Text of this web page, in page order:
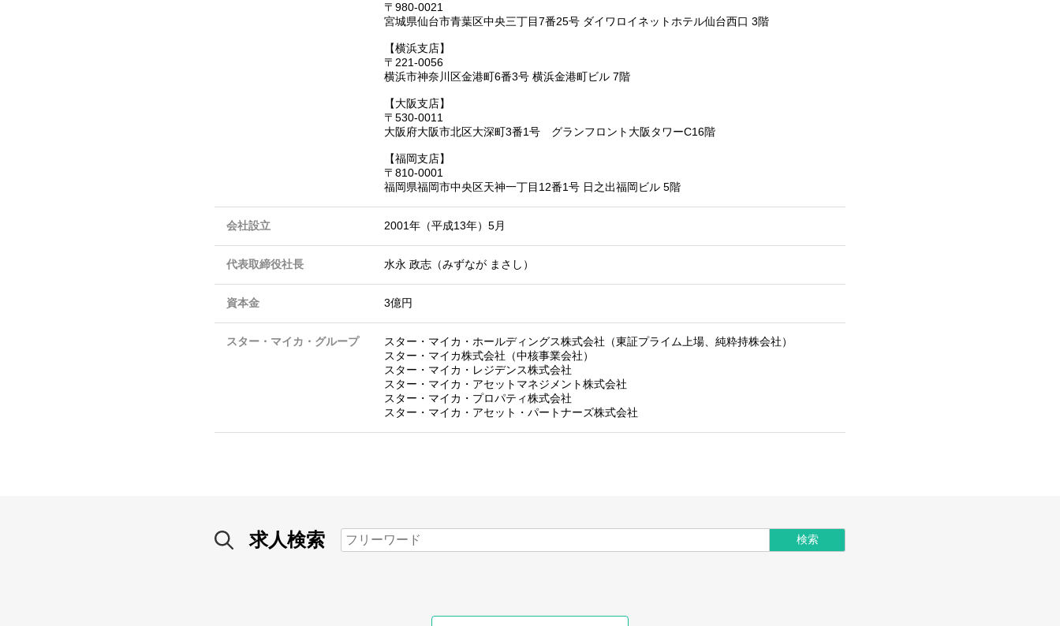
〒980-0021
宮城県仙台市青葉区中央三丁目7番25号 ダイワロイネットホテル仙台西口 3階
【横浜支店】
〒221-0056
横浜市神奈川区金港町6番3号 横浜金港町ビル 7階
【大阪支店】
〒530-0011
大阪府大阪市北区大深町3番1号 グランフロント大阪タワーC16階
【福岡支店】
〒810-0001
福岡県福岡市中央区天神一丁目12番1号 日之出福岡ビル 5階
会社設立 2001年（平成13年）5月
代表取締役社長 水永 政志（みずなが まさし）
資本金 3億円
スター・マイカ・グループ
スター・マイカ・ホールディングス株式会社（東証プライム上場、純粋持株会社）
スター・マイカ株式会社（中核事業会社）
スター・マイカ・レジデンス株式会社
スター・マイカ・アセットマネジメント株式会社
スター・マイカ・プロパティ株式会社
スター・マイカ・アセット・パートナーズ株式会社
求人検索